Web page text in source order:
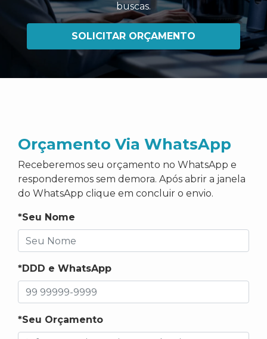
buscas.
SOLICITAR ORÇAMENTO
Orçamento Via WhatsApp
Receberemos seu orçamento no WhatsApp e
responderemos sem demora. Após abrir a janela
do WhatsApp clique em concluir o envio.
*Seu Nome
*DDD e WhatsApp
*Seu Orçamento